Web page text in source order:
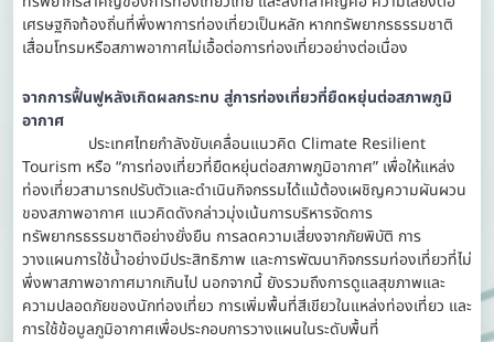
เศรษฐกิจท้องถิ่นที่พึ่งพาการท่องเที่ยวเป็นหลัก หากทรัพยากรธรรมชาติ
เสื่อมโทรมหรือสภาพอากาศไม่เอื้อต่อการท่องเที่ยวอย่างต่อเนื่อง
จากการฟื้นฟูหลังเกิดผลกระทบ สู่การท่องเที่ยวที่ยืดหยุ่นต่อสภาพภูมิ
อากาศ
ประเทศไทยกำลังขับเคลื่อนแนวคิด Climate Resilient
Tourism หรือ “การท่องเที่ยวที่ยืดหยุ่นต่อสภาพภูมิอากาศ” เพื่อให้แหล่ง
ท่องเที่ยวสามารถปรับตัวและดำเนินกิจกรรมได้แม้ต้องเผชิญความผันผวน
ของสภาพอากาศ แนวคิดดังกล่าวมุ่งเน้นการบริหารจัดการ
ทรัพยากรธรรมชาติอย่างยั่งยืน การลดความเสี่ยงจากภัยพิบัติ การ
วางแผนการใช้น้ำอย่างมีประสิทธิภาพ และการพัฒนากิจกรรมท่องเที่ยวที่ไม่
พึ่งพาสภาพอากาศมากเกินไป นอกจากนี้ ยังรวมถึงการดูแลสุขภาพและ
ความปลอดภัยของนักท่องเที่ยว การเพิ่มพื้นที่สีเขียวในแหล่งท่องเที่ยว และ
การใช้ข้อมูลภูมิอากาศเพื่อประกอบการวางแผนในระดับพื้นที่